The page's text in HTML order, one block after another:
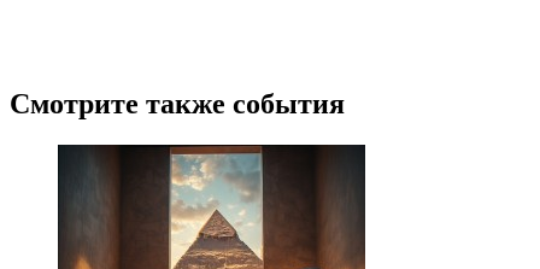
Смотрите также события